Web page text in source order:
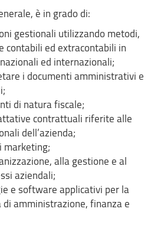
è in grado di:
gestionali utilizzando metodi,
contabili ed extracontabili in
ed internazionali;
i documenti amministrativi e
di natura fiscale;
contrattuali riferite alle
dell’azienda;
marketing;
alla gestione e al
aziendali;
e software applicativi per la
amministrazione, finanza e